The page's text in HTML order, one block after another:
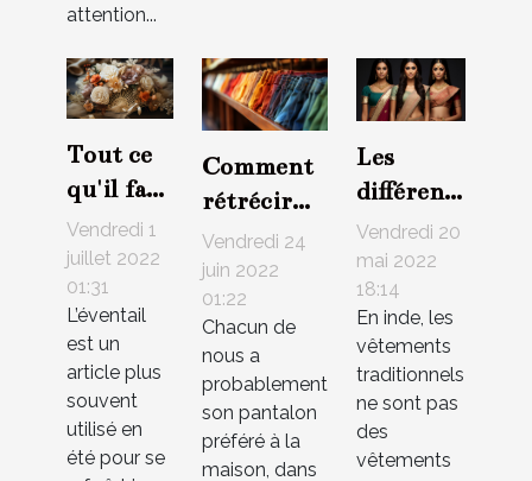
attention...
Tout ce
qu'il faut
savoir
sur un
éventail
de
mariage
Vendredi 1
juillet 2022
01:31
L’éventail
est un
article plus
souvent
utilisé en
été pour se
Comment
rétrécir
un
pantalon :
jeans et
autres
Vendredi 24
juin 2022
01:22
Chacun de
nous a
probablement
son pantalon
préféré à la
maison, dans
Les
différents
types de
tenues
des
femmes
indienne
Vendredi 20
mai 2022
18:14
En inde, les
vêtements
traditionnels
ne sont pas
des
vêtements